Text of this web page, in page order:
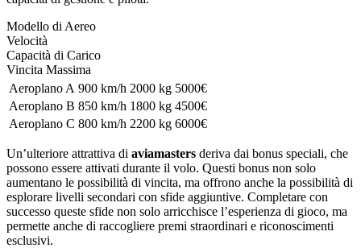
Modello di Aereo
Velocità
Capacità di Carico
Vincita Massima
Aeroplano A 900 km/h 2000 kg 5000€
Aeroplano B 850 km/h 1800 kg 4500€
Aeroplano C 800 km/h 2200 kg 6000€
Un’ulteriore attrattiva di aviamasters deriva dai bonus speciali, che
possono essere attivati durante il volo. Questi bonus non solo
aumentano le possibilità di vincita, ma offrono anche la possibilità di
esplorare livelli secondari con sfide aggiuntive. Completare con
successo queste sfide non solo arricchisce l’esperienza di gioco, ma
permette anche di raccogliere premi straordinari e riconoscimenti
esclusivi.